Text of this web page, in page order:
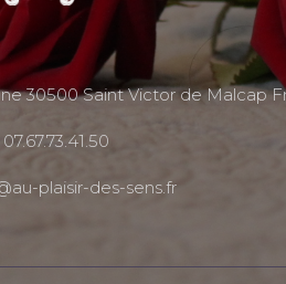
30500 Saint Victor de Malcap
07.67.73.41.50
plaisir-des-sens.fr